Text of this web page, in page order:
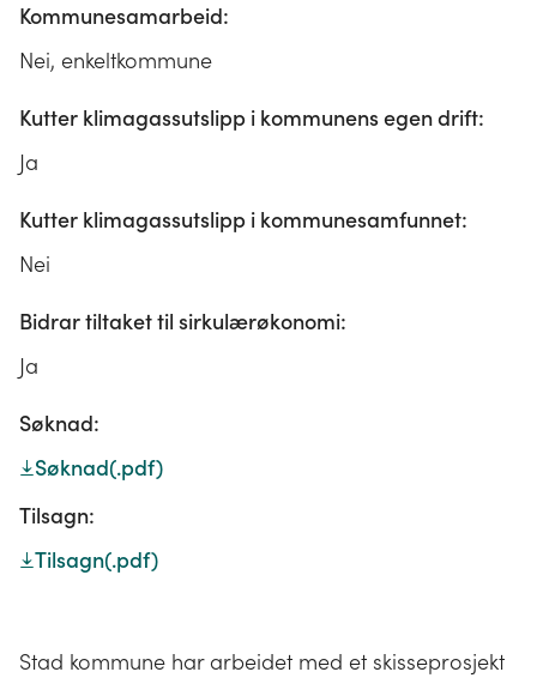
Kommunesamarbeid:
Nei, enkeltkommune
Kutter klimagassutslipp i kommunens egen drift:
Ja
Kutter klimagassutslipp i kommunesamfunnet:
Nei
Bidrar tiltaket til sirkulærøkonomi:
Ja
Søknad:
Søknad(.pdf)
Tilsagn:
Tilsagn(.pdf)
Stad kommune har arbeidet med et skisseprosjekt